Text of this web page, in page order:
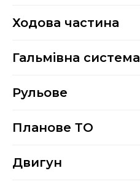
Ходова частина
Гальмівна система
Рульове
Планове ТО
Двигун